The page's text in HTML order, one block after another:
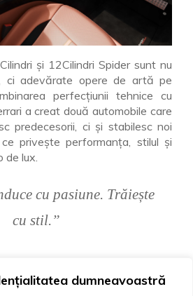
dumneavoastră
și 12Cilindri Spider sunt nu
ci adevărate opere de artă pe
perfecțiunii tehnice cu
a creat două automobile care
predecesorii, ci și stabilesc noi
privește performanța, stilul și
de lux.
cu pasiune. Trăiește
cu stil.”